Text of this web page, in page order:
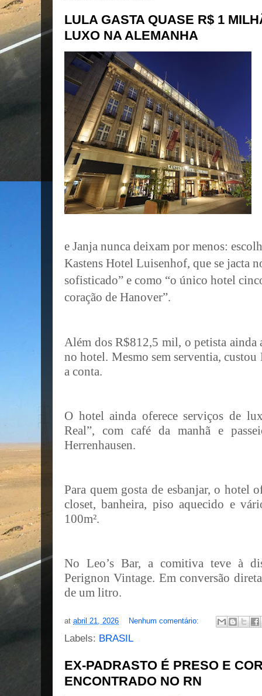
LULA GASTA QUASE R$ 1
LUXO NA ALEMANHA
e Janja nunca deixam por menos:
Kastens Hotel Luisenhof, que se jacta
sofisticado” e como “o único hotel
coração de Hanover”.
Além dos R$812,5 mil, o petista ainda
no hotel. Mesmo sem serventia,
a conta.
O hotel ainda oferece serviços de
Real”, com café da manhã e
Herrenhausen.
Para quem gosta de esbanjar, o hotel
closet, banheira, piso aquecido e
100m².
No Leo’s Bar, a comitiva teve à
Perignon Vintage. Em conversão
de um litro.
at abril 21, 2026 Nenhum comentário:
Labels: BRASIL
EX-PADRASTO É PRESO E
ENCONTRADO NO RN